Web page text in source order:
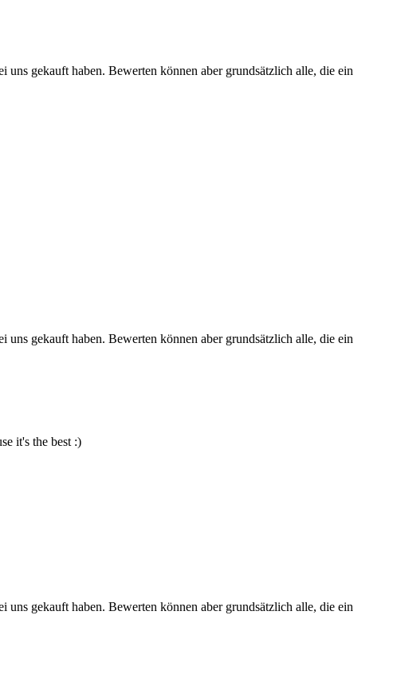
gekauft haben. Bewerten können aber grundsätzlich alle, die ein
gekauft haben. Bewerten können aber grundsätzlich alle, die ein
it's the best :)
gekauft haben. Bewerten können aber grundsätzlich alle, die ein